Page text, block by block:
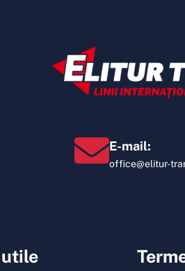
E-mail:
office@elitur-